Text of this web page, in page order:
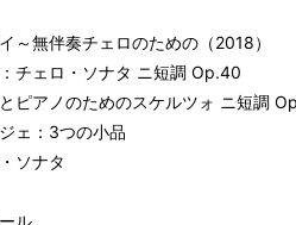
～無伴奏チェロのための（2018）
チェロ・ソナタ ニ短調 Op.40
ピアノのためのスケルツォ ニ短調
ェ：3つの小品
ソナタ
ル